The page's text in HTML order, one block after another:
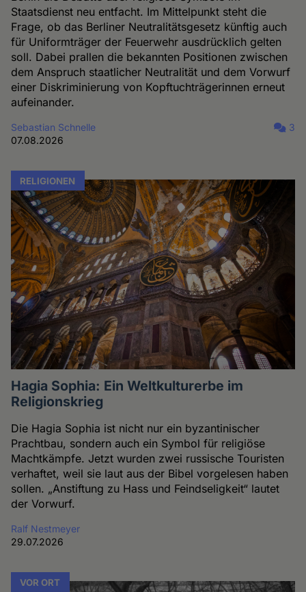
Staatsdienst neu entfacht. Im Mittelpunkt steht die
Frage, ob das Berliner Neutralitätsgesetz künftig auch
für Uniformträger der Feuerwehr ausdrücklich gelten
soll. Dabei prallen die bekannten Positionen zwischen
dem Anspruch staatlicher Neutralität und dem Vorwurf
einer Diskriminierung von Kopftuchträgerinnen erneut
aufeinander.
Sebastian Schnelle
07.08.2026
3
RELIGIONEN
Hagia Sophia: Ein Weltkulturerbe im
Religionskrieg
Die Hagia Sophia ist nicht nur ein byzantinischer
Prachtbau, sondern auch ein Symbol für religiöse
Machtkämpfe. Jetzt wurden zwei russische Touristen
verhaftet, weil sie laut aus der Bibel vorgelesen haben
sollen. „Anstiftung zu Hass und Feindseligkeit“ lautet
der Vorwurf.
Ralf Nestmeyer
29.07.2026
VOR ORT